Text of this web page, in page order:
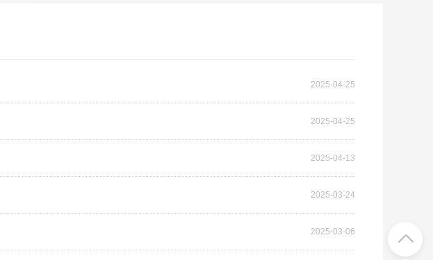
2025-04-25
2025-04-25
2025-04-13
2025-03-24
2025-03-06